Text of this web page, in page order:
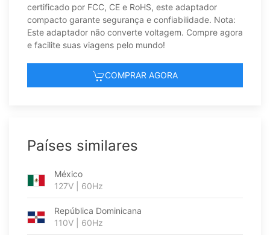
certificado por FCC, CE e RoHS, este adaptador
compacto garante segurança e confiabilidade. Nota:
Este adaptador não converte voltagem. Compre agora
e facilite suas viagens pelo mundo!
COMPRAR AGORA
Países similares
México
127V | 60Hz
República Dominicana
110V | 60Hz